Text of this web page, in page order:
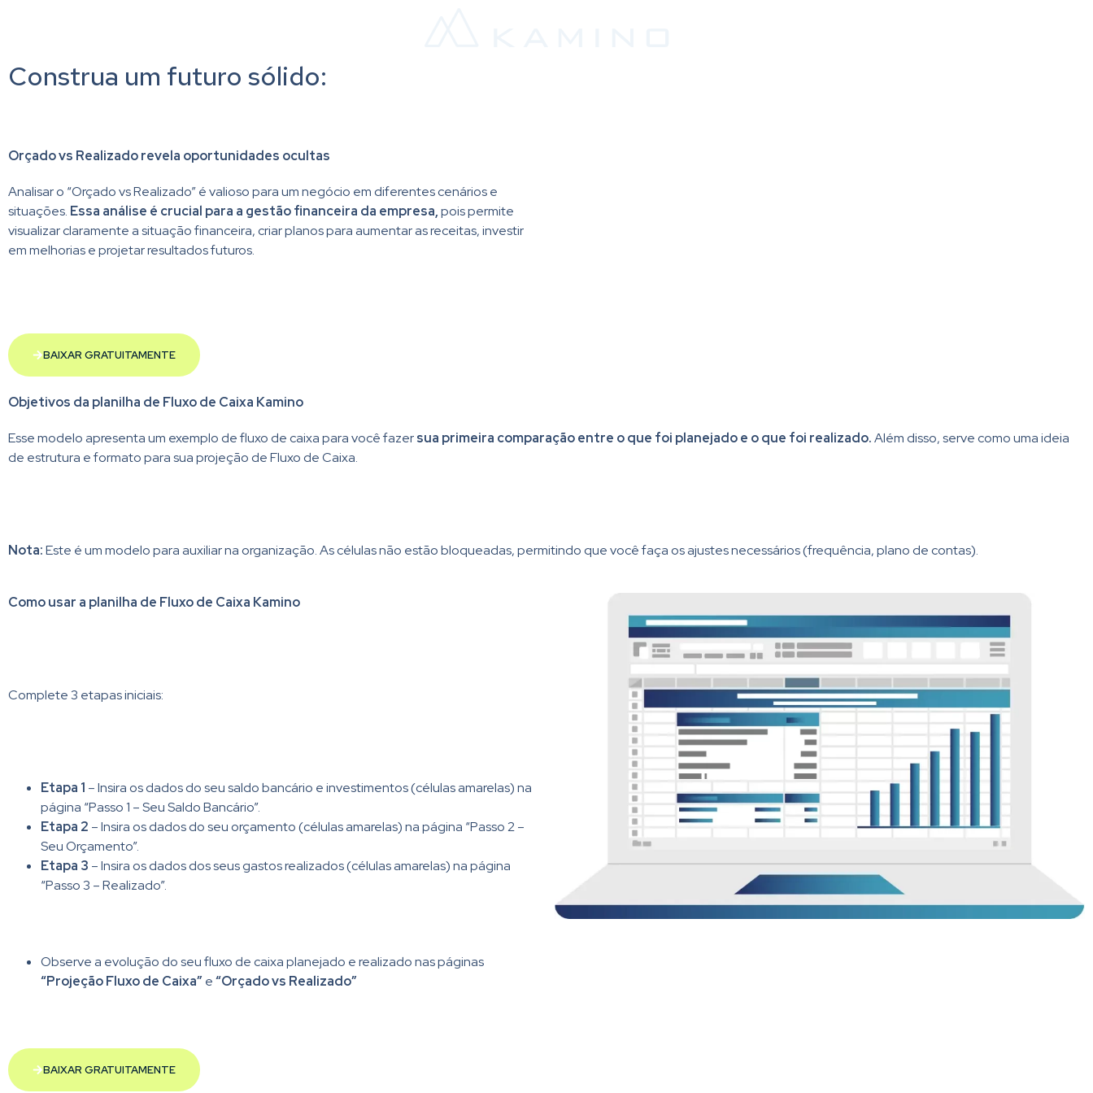
Construa um futuro sólido:
Orçado vs Realizado revela oportunidades ocultas
Analisar o “Orçado vs Realizado” é valioso para um negócio em diferentes cenários e
situações. Essa análise é crucial para a gestão financeira da empresa,pois permite
visualizar claramente a situação financeira, criar planos para aumentar as receitas, investir
em melhorias e projetar resultados futuros.
BAIXAR GRATUITAMENTE
Objetivos da planilha de Fluxo de Caixa Kamino
Esse modelo apresenta um exemplo de fluxo de caixa para você fazersua primeira comparação entre o que foi planejado e o que foi realizado.Além disso, serve como uma ideia
de estrutura e formato para sua projeção de Fluxo de Caixa.
Nota:Este é um modelo para auxiliar na organização. As células não estão bloqueadas, permitindo que você faça os ajustes necessários (frequência, plano de contas).
Como usar a planilha de Fluxo de Caixa Kamino
Complete 3 etapas iniciais:​
Etapa 1 – Insira os dados do seu saldo bancário e investimentos (células amarelas) na
página “Passo 1 – Seu Saldo Bancário”.
Etapa 2 – Insira os dados do seu orçamento (células amarelas) na página “Passo 2 –
Seu Orçamento”.
Etapa 3 – Insira os dados dos seus gastos realizados (células amarelas) na página
“Passo 3 – Realizado”.
Observe a evolução do seu fluxo de caixa planejado e realizado nas páginas
“Projeção Fluxo de Caixa”e“Orçado vs Realizado”
BAIXAR GRATUITAMENTE